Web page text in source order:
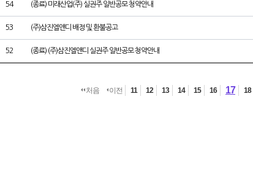
54 (종료) 미래산업(주) 실권주 일반공모 청약안내
53 (주)삼진엘앤디 배정 및 환불공고
52 (종료) (주)삼진엘앤디 실권주 일반공모 청약안내
처음 이전 11 12 13 14 15 16 17 18